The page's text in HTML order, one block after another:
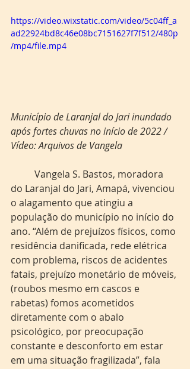
https://video.wixstatic.com/video/5c04ff_a
ad22924bd8c46e08bc7151627f7f512/480p
/mp4/file.mp4
Município de Laranjal do Jari inundado
após fortes chuvas no início de 2022 /
Vídeo: Arquivos de Vangela
do Laranjal do Jari, Amapá, vivenciou
o alagamento que atingiu a
população do município no início do
ano. “Além de prejuízos físicos, como
residência danificada, rede elétrica
com problema, riscos de acidentes
fatais, prejuízo monetário de móveis,
(roubos mesmo em cascos e
rabetas) fomos acometidos
diretamente com o abalo
psicológico, por preocupação
constante e desconforto em estar
em uma situação fragilizada”, fala